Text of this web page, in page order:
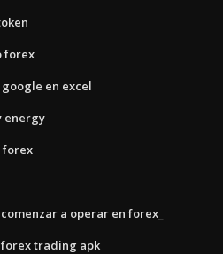
forex
en excel
energy
forex
a operar en forex_
trading apk